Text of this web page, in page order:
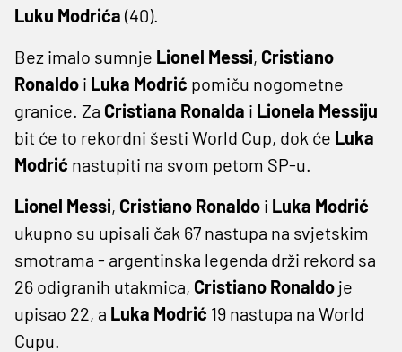
Luku Modrića (40).
Bez imalo sumnje Lionel Messi, Cristiano
Ronaldo i Luka Modrić pomiču nogometne
granice. Za Cristiana Ronalda i Lionela Messiju
bit će to rekordni šesti World Cup, dok će Luka
Modrić nastupiti na svom petom SP-u.
Lionel Messi, Cristiano Ronaldo i Luka Modrić
ukupno su upisali čak 67 nastupa na svjetskim
smotrama - argentinska legenda drži rekord sa
26 odigranih utakmica, Cristiano Ronaldo je
upisao 22, a Luka Modrić 19 nastupa na World
Cupu.